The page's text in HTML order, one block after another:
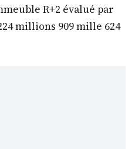
R+2 évalué par
millions 909 mille 624